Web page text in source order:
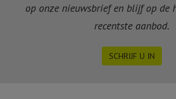
op onze nieuwsbrief en blijf op de
recentste aanbod.
SCHRIJF U IN